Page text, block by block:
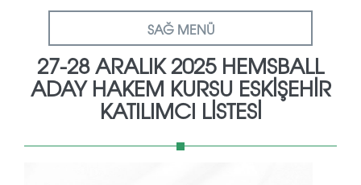
SAĞ MENÜ
27-28 ARALIK 2025 HEMSBALL
ADAY HAKEM KURSU ESKİŞEHİR
KATILIMCI LİSTESİ